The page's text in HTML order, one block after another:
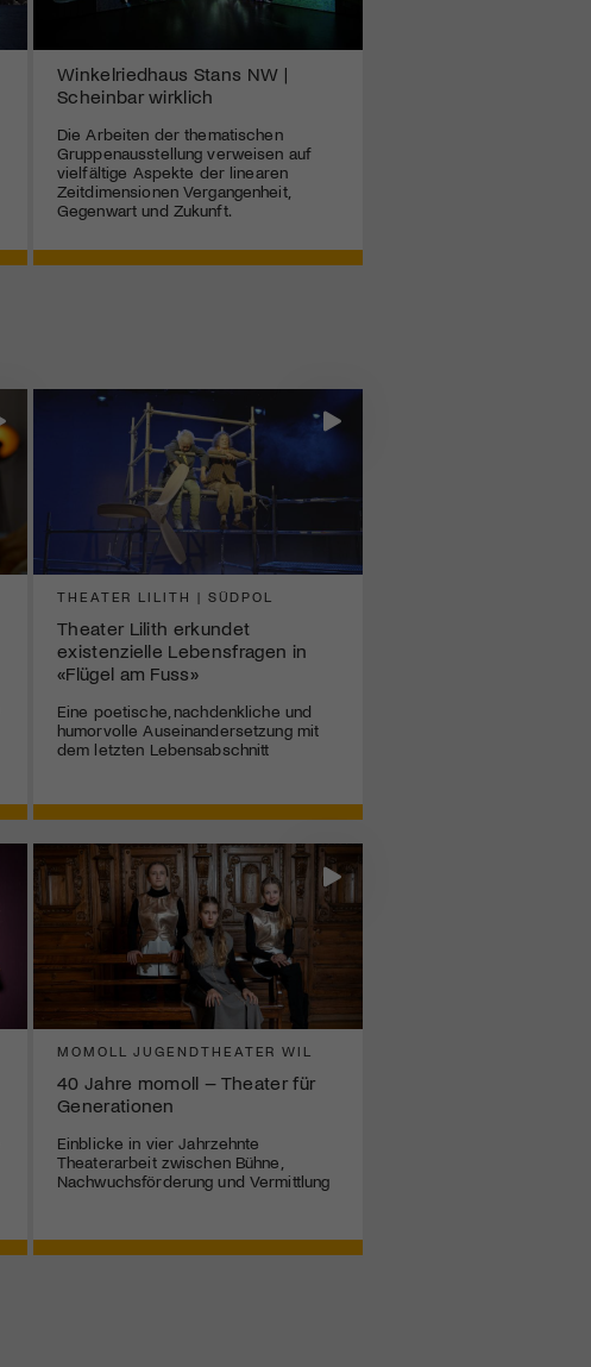
Winkelriedhaus Stans NW |
Scheinbar wirklich
Die Arbeiten der thematischen
Gruppenausstellung verweisen auf
vielfältige Aspekte der linearen
Zeitdimensionen Vergangenheit,
Gegenwart und Zukunft.
THEATER LILITH | SÜDPOL
Theater Lilith erkundet
existenzielle Lebensfragen in
«Flügel am Fuss»
Eine poetische, nachdenkliche und
humorvolle Auseinandersetzung mit
dem letzten Lebensabschnitt
MOMOLL JUGENDTHEATER WIL
40 Jahre momoll – Theater für
Generationen
Einblicke in vier Jahrzehnte
Theaterarbeit zwischen Bühne,
Nachwuchsförderung und Vermittlung